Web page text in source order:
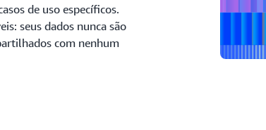
de uso específicos.
seus dados nunca são
com nenhum